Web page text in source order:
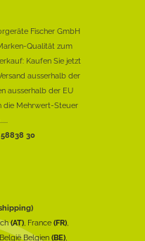
Fischer GmbH
Qualität zum
Kaufen Sie jetzt
ausserhalb der
ausserhalb der EU
die Mehrwert-Steuer
58838 30
(AT), France (FR),
Belgien (BE),